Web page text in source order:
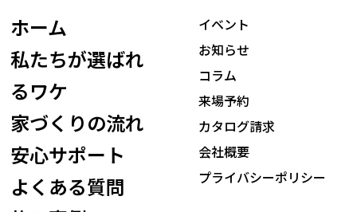
ホーム
私たちが選ばれ
るワケ
家づくりの流れ
安心サポート
よくある質問
イベント
お知らせ
コラム
来場予約
カタログ請求
会社概要
プライバシーポリシー